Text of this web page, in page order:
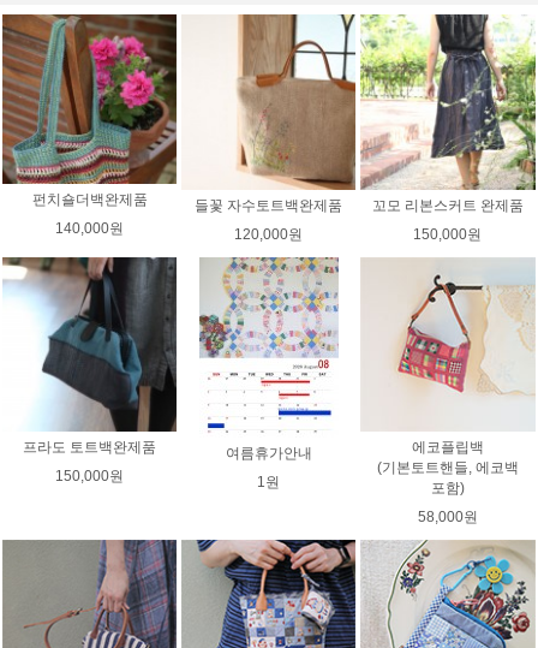
펀치숄더백완제품
140,000원
들꽃 자수토트백완제품
120,000원
꼬모 리본스커트 완제품
150,000원
프라도 토트백완제품
150,000원
여름휴가안내
1원
에코플립백
(기본토트핸들, 에코백
포함)
58,000원